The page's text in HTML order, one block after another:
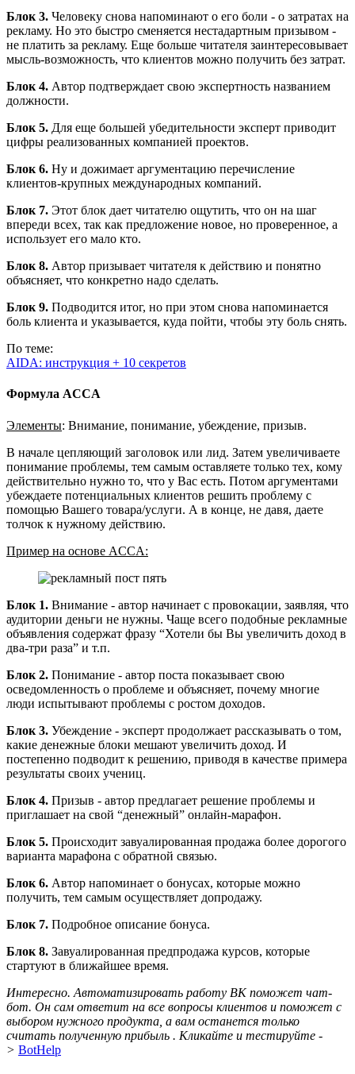
Блок 3. Человеку снова напоминают о его боли - о затратах на
рекламу. Но это быстро сменяется нестадартным призывом -
не платить за рекламу. Еще больше читателя заинтересовывает
мысль-возможность, что клиентов можно получить без затрат.
Блок 4. Автор подтверждает свою экспертность названием
должности.
Блок 5. Для еще большей убедительности эксперт приводит
цифры реализованных компанией проектов.
Блок 6. Ну и дожимает аргументацию перечисление
клиентов-крупных международных компаний.
Блок 7. Этот блок дает читателю ощутить, что он на шаг
впереди всех, так как предложение новое, но проверенное, а
использует его мало кто.
Блок 8. Автор призывает читателя к действию и понятно
объясняет, что конкретно надо сделать.
Блок 9. Подводится итог, но при этом снова напоминается
боль клиента и указывается, куда пойти, чтобы эту боль снять.
По теме:
AIDA: инструкция + 10 секретов
Формула ACCA
Элементы: Внимание, понимание, убеждение, призыв.
В начале цепляющий заголовок или лид. Затем увеличиваете
понимание проблемы, тем самым оставляете только тех, кому
действительно нужно то, что у Вас есть. Потом аргументами
убеждаете потенциальных клиентов решить проблему с
помощью Вашего товара/услуги. А в конце, не давя, даете
толчок к нужному действию.
Пример на основе ACCA:
Блок 1. Внимание - автор начинает с провокации, заявляя, что
аудитории деньги не нужны. Чаще всего подобные рекламные
объявления содержат фразу “Хотели бы Вы увеличить доход в
два-три раза” и т.п.
Блок 2. Понимание - автор поста показывает свою
осведомленность о проблеме и объясняет, почему многие
люди испытывают проблемы с ростом доходов.
Блок 3. Убеждение - эксперт продолжает рассказывать о том,
какие денежные блоки мешают увеличить доход. И
постепенно подводит к решению, приводя в качестве примера
результаты своих учениц.
Блок 4. Призыв - автор предлагает решение проблемы и
приглашает на свой “денежный” онлайн-марафон.
Блок 5. Происходит завуалированная продажа более дорогого
варианта марафона с обратной связью.
Блок 6. Автор напоминает о бонусах, которые можно
получить, тем самым осуществляет допродажу.
Блок 7. Подробное описание бонуса.
Блок 8. Завуалированная предпродажа курсов, которые
стартуют в ближайшее время.
Интересно. Автоматизировать работу ВК поможет чат-
бот. Он сам ответит на все вопросы клиентов и поможет с
выбором нужного продукта, а вам останется только
считать полученную прибыль . Кликайте и тестируйте -
> BotHelp